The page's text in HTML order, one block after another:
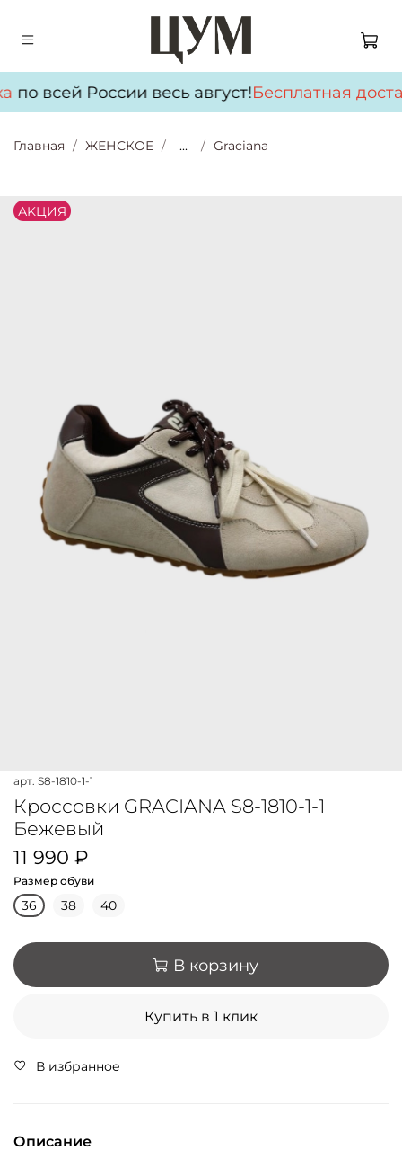
по всей России весь август!Бесплатная
Главная ЖЕНСКОЕ ... Graciana
АKЦИЯ
арт. S8-1810-1-1
Кроссовки GRACIANA S8-1810-1-1
Бежевый
11 990 ₽
Размер обуви
36 38 40
В корзину
Купить в 1 клик
В избранное
Описание